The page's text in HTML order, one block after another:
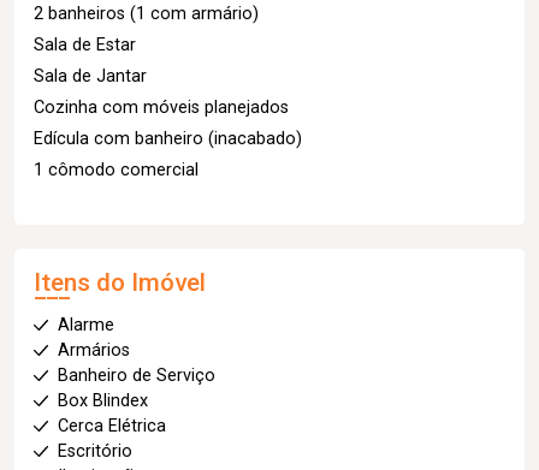
2 banheiros (1 com armário)
Sala de Estar
Sala de Jantar
Cozinha com móveis planejados
Edícula com banheiro (inacabado)
1 cômodo comercial
Itens do Imóvel
Alarme
Armários
Banheiro de Serviço
Box Blindex
Cerca Elétrica
Escritório